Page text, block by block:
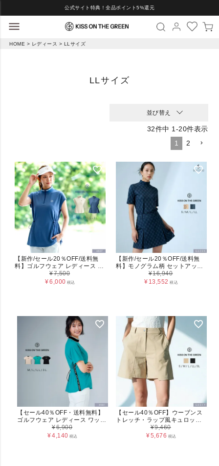
公式サイト特典！全品ポイント5%還元
HOME レディース LLサイズ
LLサイズ
並び替え
32件中 1 -20件表示
1
2
【新作/セール20％OFF/送料無
料】ゴルフウェア レディース ト
ップス ハーフジップ / ウエスト
ドロストハーフジップトップス /
イボリー ブルー 4607
¥7,500
¥6,000 税込
【新作/セール20％OFF/送料無
料】モノグラム柄 セットアップ
（モックネック＆Aラインスカー
ト） SORONA ストレッチ 吸汗
¥16,940
¥ 13,552 税込
【セール40％OFF・送料無料】
ゴルフウェア レディース ワッフ
ル素材 モックネック 半袖 トップ
¥6,900
¥4,140 税込
【セール40％OFF】ウーブンス
トレッチ・ラップ風キュロット
パンツ レディース (G0017)
¥9,460
¥5,676 税込